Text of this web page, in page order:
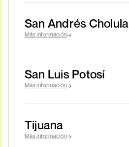
San Andrés Cholula
Más información
San Luis Potosí
Más información
Tijuana
Más información